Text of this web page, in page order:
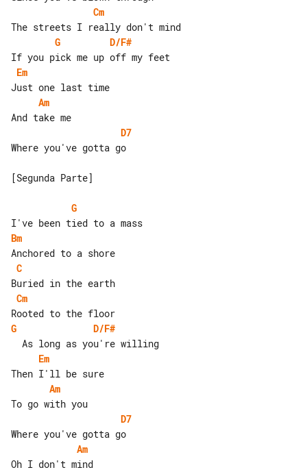
Cm
G
D/F#
Em
Am
D7
Where you've gotta go
[Segunda Parte]
G
Bm
C
Cm
G
D/F#
Em
Am
D7
Am